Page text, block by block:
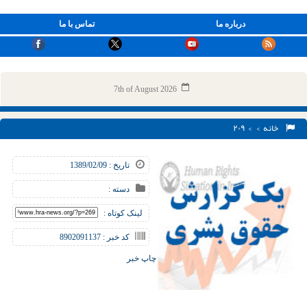
تماس با ما درباره ما
7th of August 2026
خانه > > ۲۰۹
تاریخ : 1389/02/09
دسته :
لینک کوتاه :
کد خبر : 8902091137
چاپ خبر